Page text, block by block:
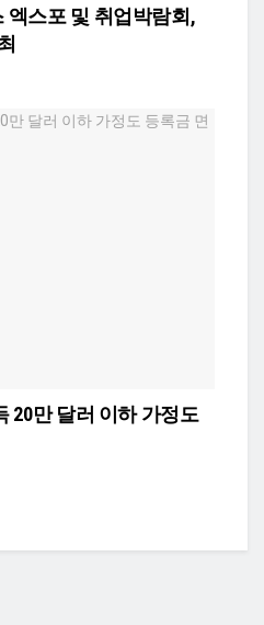
엑스포 및 취업박람회,
20만 달러 이하 가정도